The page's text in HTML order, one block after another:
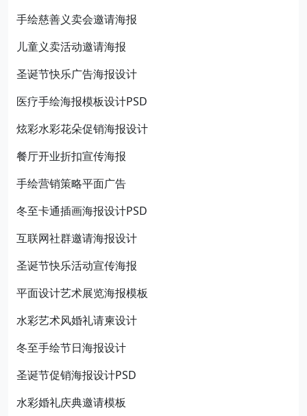
手绘慈善义卖会邀请海报
儿童义卖活动邀请海报
圣诞节快乐广告海报设计
医疗手绘海报模板设计PSD
炫彩水彩花朵促销海报设计
餐厅开业折扣宣传海报
手绘营销策略平面广告
冬至卡通插画海报设计PSD
互联网社群邀请海报设计
圣诞节快乐活动宣传海报
平面设计艺术展览海报模板
水彩艺术风婚礼请柬设计
冬至手绘节日海报设计
圣诞节促销海报设计PSD
水彩婚礼庆典邀请模板